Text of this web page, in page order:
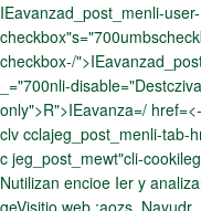
IEavanzad_post_menli-
checkbox-/
_="700nli-
only">R">IEavanza=/
clv cclajeg_post_menli-tab-
c jeg_post_mewt"cli-
Nutilizan encioe Ier y